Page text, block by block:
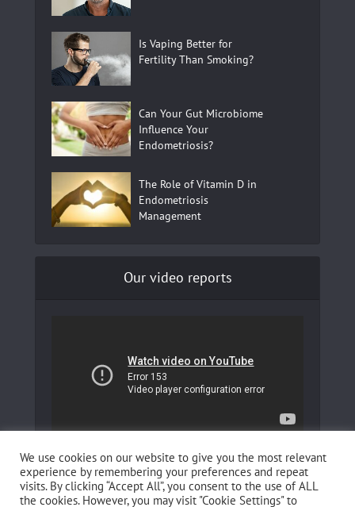
Is Vaping Better for
Fertility Than Smoking?
Can Your Gut Microbiome
Influence Your
Endometriosis?
The Role of Vitamin D in
Endometriosis
Management
Our video reports
Fertilovit and how you can boost your fertility!
We use cookies on our website to give you the most relevant
experience by remembering your preferences and repeat
visits. By clicking “Accept All”, you consent to the use of ALL
the cookies. However, you may visit "Cookie Settings" to